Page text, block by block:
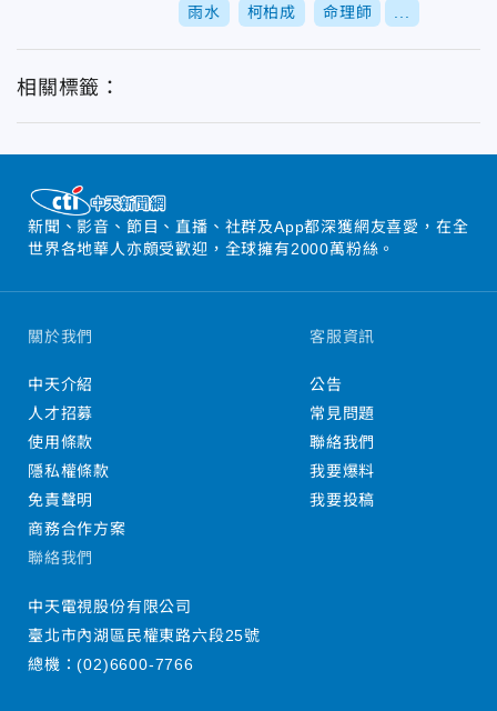
雨水 柯柏成 命理師
相關標籤：
新聞、影音、節目、直播、社群及App都深獲網友喜愛，在全
世界各地華人亦頗受歡迎，全球擁有2000萬粉絲。
關於我們
中天介紹
人才招募
使用條款
隱私權條款
免責聲明
商務合作方案
客服資訊
公告
常見問題
聯絡我們
我要爆料
我要投稿
聯絡我們
中天電視股份有限公司
臺北市內湖區民權東路六段25號
總機：(02)6600-7766